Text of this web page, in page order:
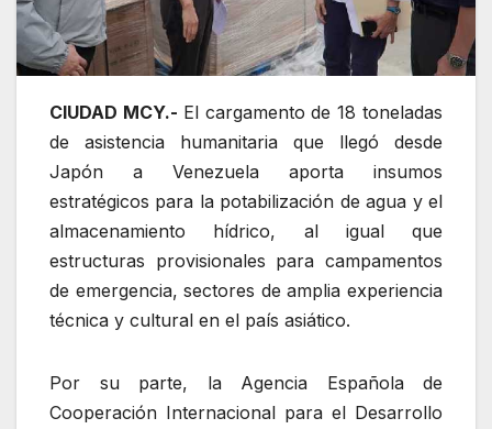
CIUDAD MCY.- El cargamento de 18 toneladas
de asistencia humanitaria que llegó desde
Japón a Venezuela aporta insumos
estratégicos para la potabilización de agua y el
almacenamiento hídrico, al igual que
estructuras provisionales para campamentos
de emergencia, sectores de amplia experiencia
técnica y cultural en el país asiático.
Por su parte, la Agencia Española de
Cooperación Internacional para el Desarrollo